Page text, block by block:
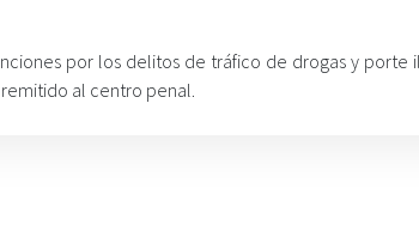
por los delitos de tráfico de drogas y porte
al centro penal.